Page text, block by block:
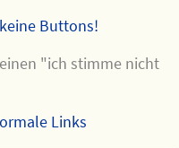
Buttons!
"ich stimme nicht
Links